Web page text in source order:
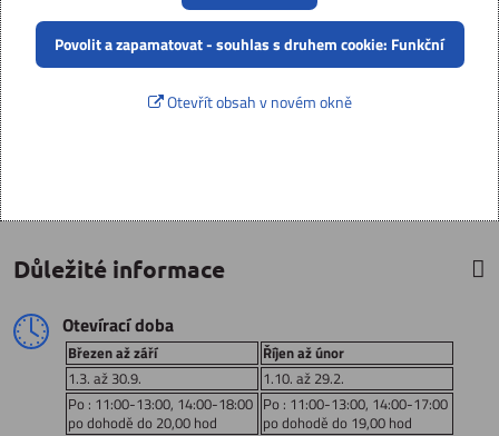
Povolit a zapamatovat - souhlas s druhem cookie: Funkční
Otevřít obsah v novém okně
Důležité informace
Otevírací doba
Březen až září
Říjen až únor
1.3. až 30.9.
1.10. až 29.2.
Po : 11:00-13:00, 14:00-18:00
po dohodě do 20,00 hod
Po : 11:00-13:00, 14:00-17:00
po dohodě do 19,00 hod